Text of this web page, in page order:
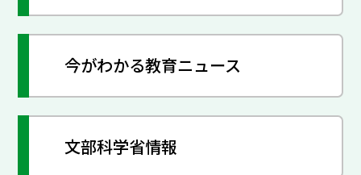
今がわかる教育ニュース
文部科学省情報